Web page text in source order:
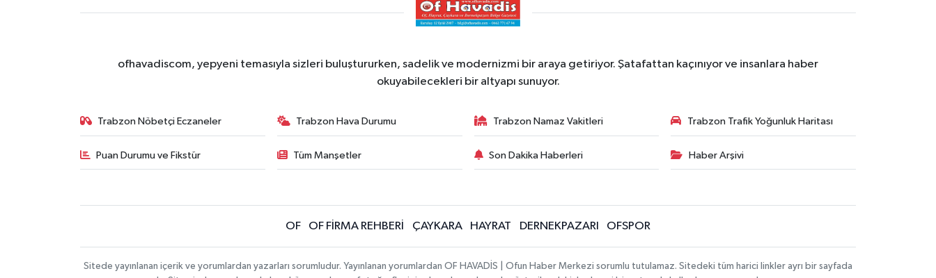
ofhavadiscom, yepyeni temasıyla sizleri buluştururken, sadelik ve modernizmi bir araya getiriyor. Şatafattan kaçınıyor ve insanlara haber
okuyabilecekleri bir altyapı sunuyor.
Trabzon Nöbetçi Eczaneler Trabzon Hava Durumu Trabzon Namaz Vakitleri Trabzon Trafik Yoğunluk Haritası
Puan Durumu ve Fikstür Tüm Manşetler Son Dakika Haberleri Haber Arşivi
OF OF FİRMA REHBERİ ÇAYKARA HAYRAT DERNEKPAZARI OFSPOR
Sitede yayınlanan içerik ve yorumlardan yazarları sorumludur. Yayınlanan yorumlardan OF HAVADİS | Ofun Haber Merkezi sorumlu tutulamaz. Sitedeki tüm harici linkler ayrı bir sayfada